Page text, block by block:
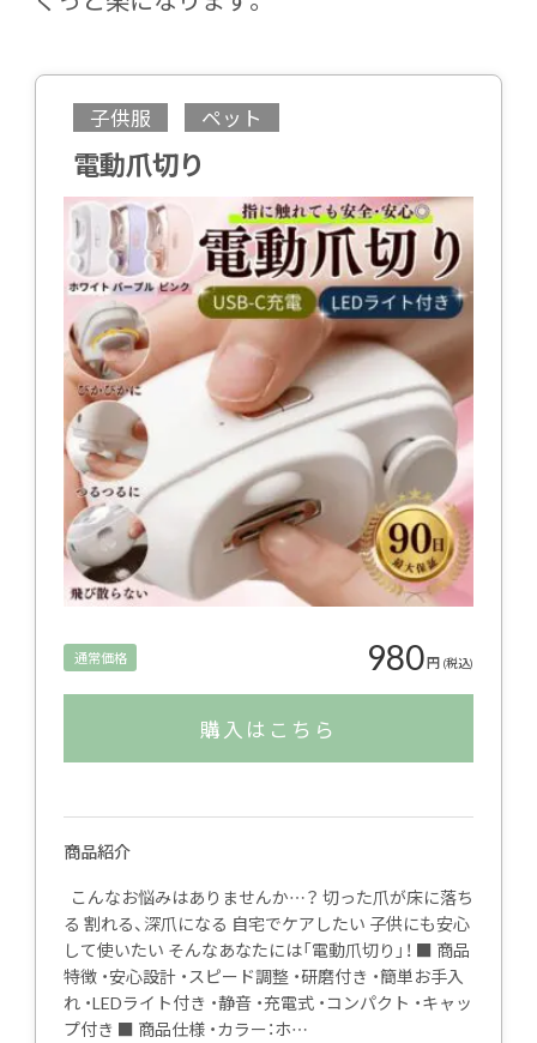
子供服 ペット
電動爪切り
通常価格 980円 (税込)
購入はこちら
商品紹介
こんなお悩みはありませんか…？ 切った爪が床に落ち
る 割れる、深爪になる 自宅でケアしたい 子供にも安心
して使いたい そんなあなたには「電動爪切り」！ ■ 商品
特徴 ・安心設計 ・スピード調整 ・研磨付き ・簡単お手入
れ ・LEDライト付き ・静音 ・充電式 ・コンパクト ・キャッ
プ付き ■ 商品仕様 ・カラー：ホ…